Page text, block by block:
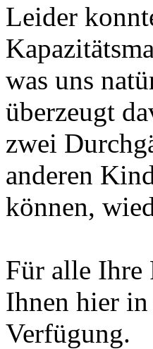
Leider
was uns
überzeugt
zwei
anderen
können,
Für alle Ihre
Ihnen hier in
Verfügung.